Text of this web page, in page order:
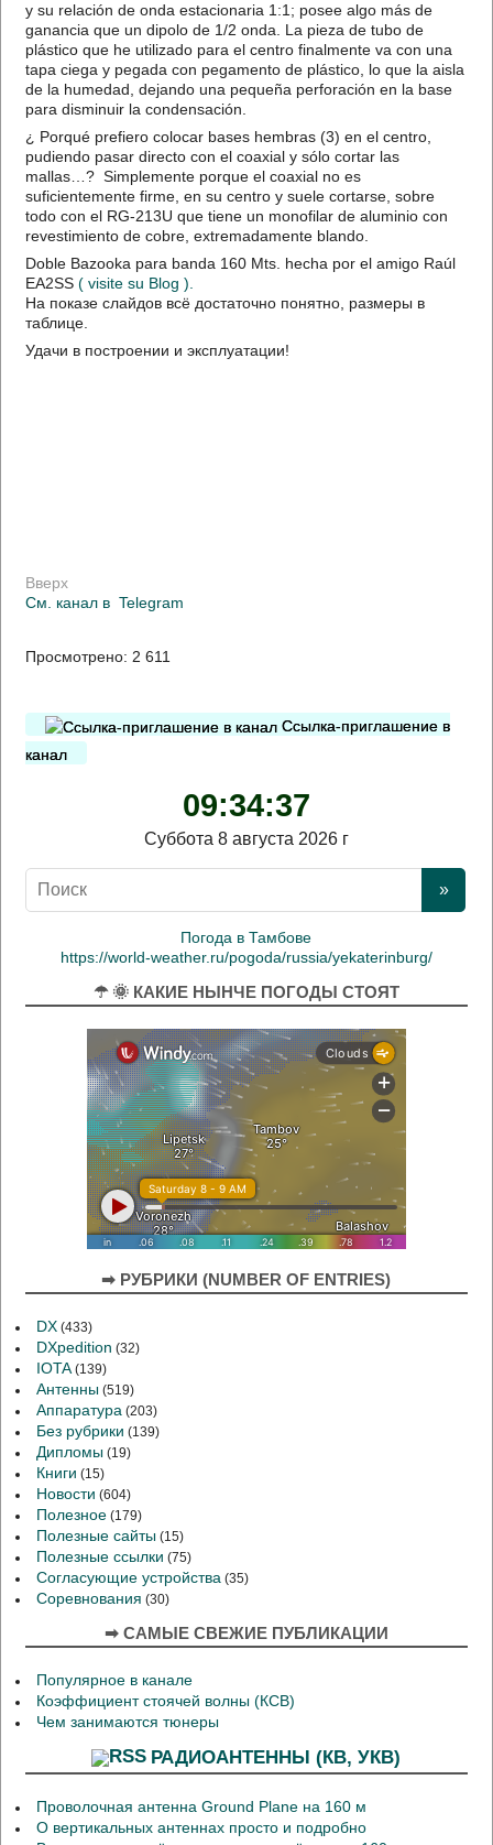
y su relación de onda estacionaria 1:1; posee algo más de
ganancia que un dipolo de 1/2 onda. La pieza de tubo de
plástico que he utilizado para el centro finalmente va con una
tapa ciega y pegada con pegamento de plástico, lo que la aisla
de la humedad, dejando una pequeña perforación en la base
para disminuir la condensación.
¿ Porqué prefiero colocar bases hembras (3) en el centro,
pudiendo pasar directo con el coaxial y sólo cortar las
mallas…? Simplemente porque el coaxial no es
suficientemente firme, en su centro y suele cortarse, sobre
todo con el RG-213U que tiene un monofilar de aluminio con
revestimiento de cobre, extremadamente blando.
Doble Bazooka para banda 160 Mts. hecha por el amigo Raúl
EA2SS ( visite su Blog ).
На показе слайдов всё достаточно понятно, размеры в
таблице.
Удачи в построении и эксплуатации!
Вверх
См. канал в Telegram
Просмотрено:2 611
Ссылка-приглашение в
канал
09:34:37
Суббота 8 августа 2026 г
Погода в Тамбове
https://world-weather.ru/pogoda/russia/yekaterinburg/
☂ 🌞 КАКИЕ НЫНЧЕ ПОГОДЫ СТОЯТ
➡ РУБРИКИ (NUMBER OF ENTRIES)
DX (433)
DXpedition (32)
IOTA(139)
Антенны (519)
Аппаратура (203)
Без рубрики (139)
Дипломы (19)
Книги (15)
Новости (604)
Полезное (179)
Полезные сайты (15)
Полезные ссылки (75)
Согласующие устройства (35)
Соревнования (30)
➡ САМЫЕ СВЕЖИЕ ПУБЛИКАЦИИ
Популярное в канале
Коэффициент стоячей волны (КСВ)
Чем занимаются тюнеры
РАДИОАНТЕННЫ (КВ, УКВ)
Проволочная антенна Ground Plane на 160 м
О вертикальных антеннах просто и подробно